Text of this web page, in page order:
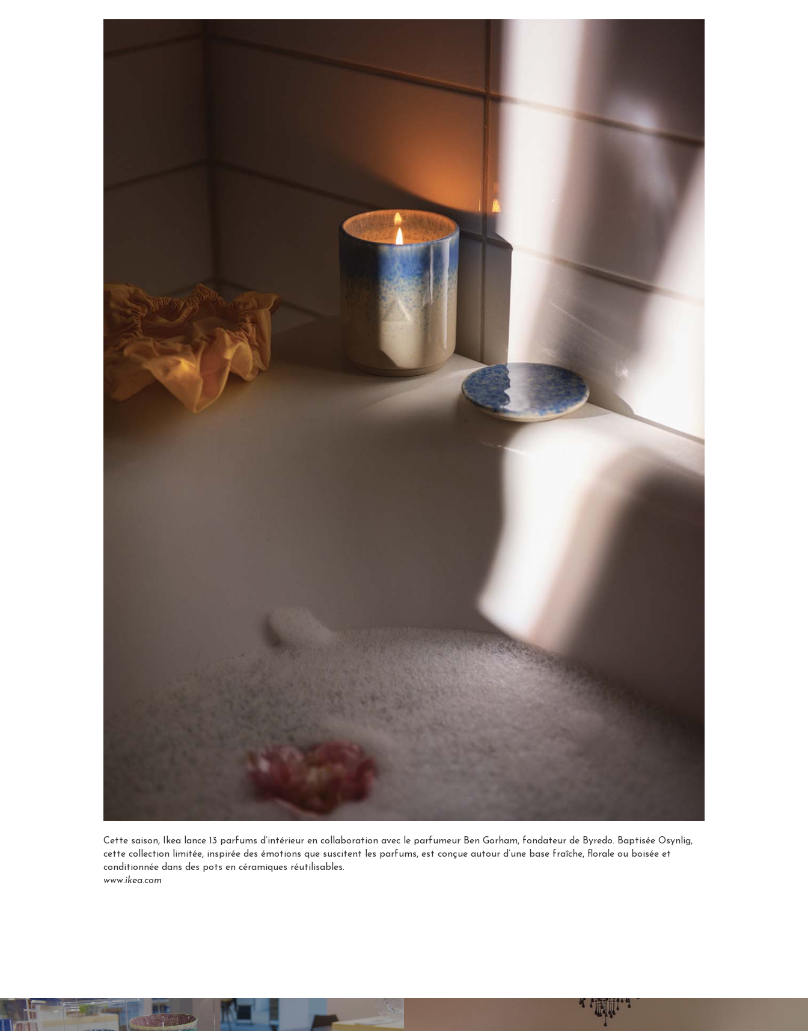
Cette saison, Ikea lance 13 parfums d’intérieur en collaboration avec le parfumeur Ben Gorham, fondateur de Byredo. Baptisée Osynlig,
cette collection limitée, inspirée des émotions que suscitent les parfums, est conçue autour d’une base fraîche, florale ou boisée et
conditionnée dans des pots en céramiques réutilisables.
www.ikea.com